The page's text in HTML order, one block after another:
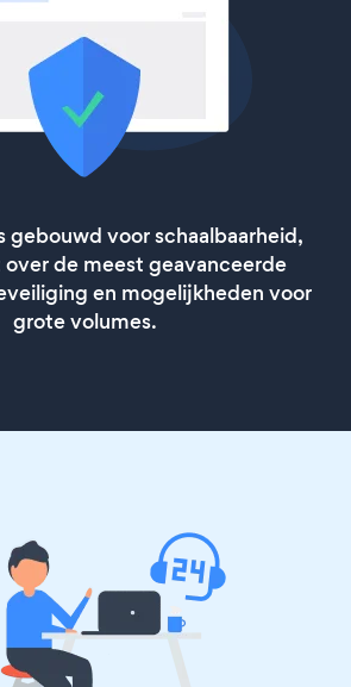
gebouwd voor schaalbaarheid,
de meest geavanceerde
en mogelijkheden voor
grote volumes.